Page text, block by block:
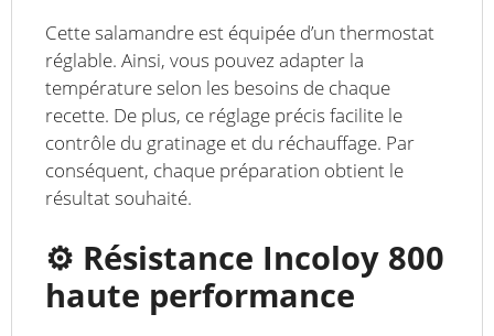
Cette salamandre est équipée d’un thermostat
réglable. Ainsi, vous pouvez adapter la
température selon les besoins de chaque
recette. De plus, ce réglage précis facilite le
contrôle du gratinage et du réchauffage. Par
conséquent, chaque préparation obtient le
résultat souhaité.
⚙️ Résistance Incoloy 800
haute performance